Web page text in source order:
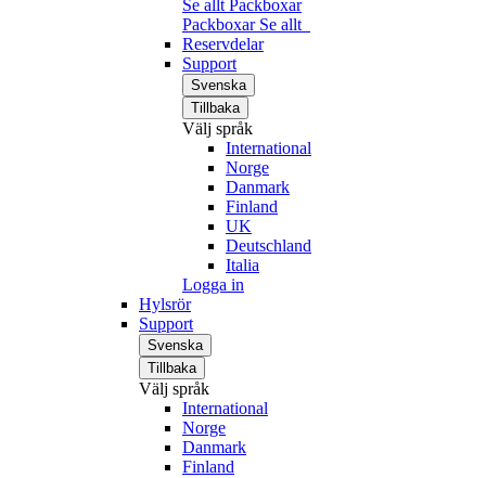
Se allt Packboxar
Packboxar Se allt
Reservdelar
Support
Svenska
Tillbaka
Välj språk
International
Norge
Danmark
Finland
UK
Deutschland
Italia
Logga in
Hylsrör
Support
Svenska
Tillbaka
Välj språk
International
Norge
Danmark
Finland